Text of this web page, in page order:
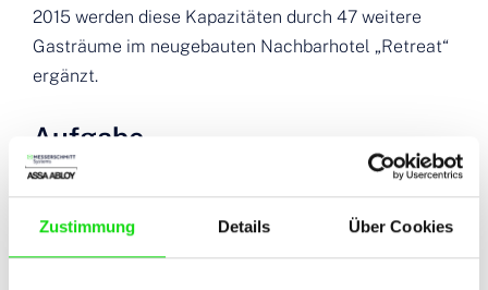
Zustimmung Details Über Cookies
2015 werden diese Kapazitäten durch 47 weitere
Gasträume im neugebauten Nachbarhotel „Retreat“
ergänzt.
Aufgabe
Wie das Anwesen selbst weist auch die
Partnerschaft mit MESSERSCHMITT Systems eine